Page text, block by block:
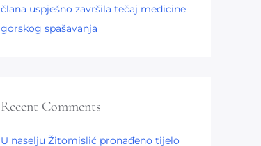
člana uspješno završila tečaj medicine
gorskog spašavanja
Recent Comments
U naselju Žitomislić pronađeno tijelo